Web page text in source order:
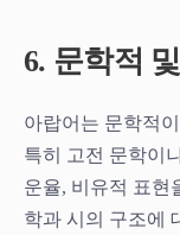
6. 문학적
아랍어는 문학적
특히 고전 문학이
운율, 비유적 표현
학과 시의 구조에